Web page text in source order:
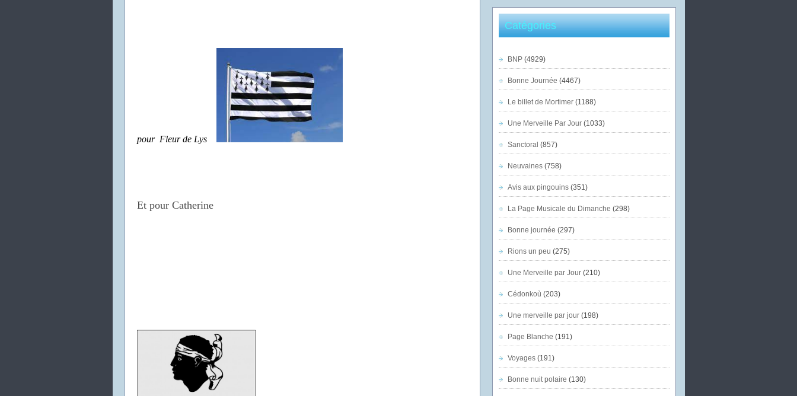
pour Fleur de Lys
Et pour Catherine
Catégories
BNP(4929)
Bonne Journée (4467)
Le billet de Mortimer(1188)
Une Merveille Par Jour(1033)
Sanctoral (857)
Neuvaines(758)
Avis aux pingouins(351)
La Page Musicale du Dimanche (298)
Bonne journée (297)
Rions un peu (275)
Une Merveille par Jour(210)
Cédonkoù (203)
Une merveille par jour(198)
Page Blanche (191)
Voyages(191)
Bonne nuit polaire (130)